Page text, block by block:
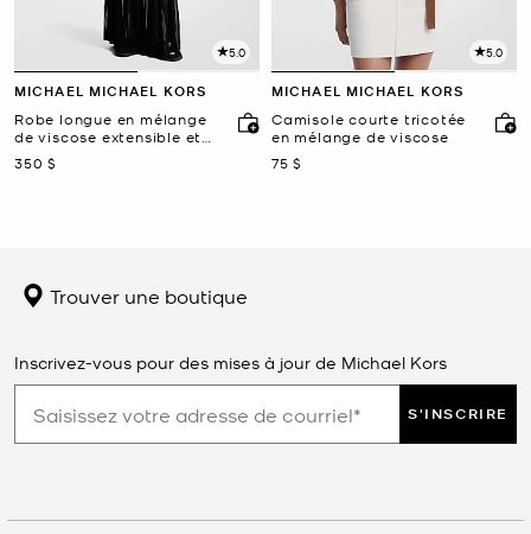
5.0
MICHAEL MICHAEL KORS
Robe longue en mélange
de viscose extensible et
transparente
maintenant
350 $
5.0
MICHAEL MICHAEL KORS
Camisole courte tricotée
en mélange de viscose
maintenant
75 $
Trouver une boutique
Inscrivez-vous pour des mises à jour de Michael Kors
S'INSCRIRE